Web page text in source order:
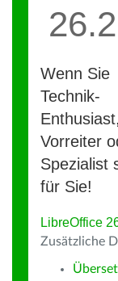
Wenn Sie
Technik-
Enthusiast,
Vorreiter
Spezialist
für Sie!
LibreOffice
Zusätzliche